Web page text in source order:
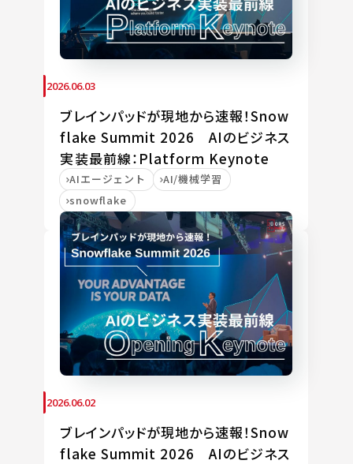
2026.06.03
ブレインパッドが現地から速報！Snow
flake Summit 2026 AIのビジネス
実装最前線：Platform Keynote
AIエージェント
AI/機械学習
snowflake
2026.06.02
ブレインパッドが現地から速報！Snow
flake Summit 2026 AIのビジネス